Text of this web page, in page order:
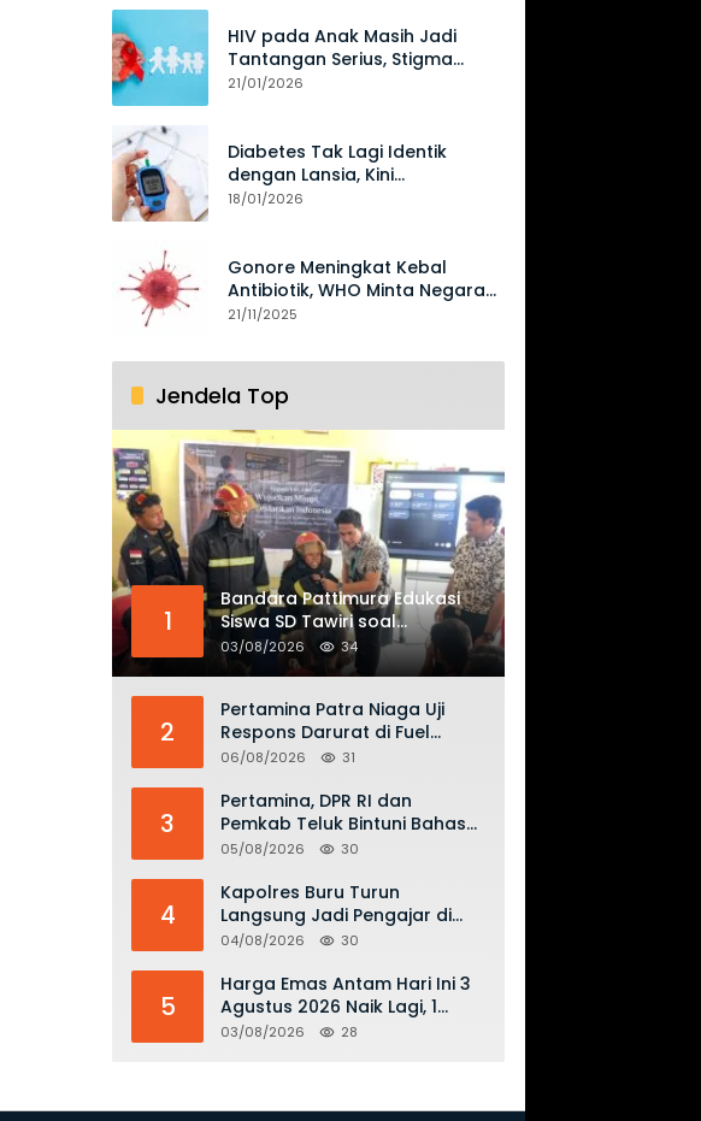
HIV pada Anak Masih Jadi
Tantangan Serius, Stigma
Hambat Akses Perawatan
21/01/2026
Diabetes Tak Lagi Identik
dengan Lansia, Kini
Mengancam Generasi Muda
18/01/2026
Gonore Meningkat Kebal
Antibiotik, WHO Minta Negara
Perkuat Surveilans
21/11/2025
Jendela Top
1
Bandara Pattimura Edukasi
Siswa SD Tawiri soal
Keselamatan Penerbangan
dan Bahaya Bermain Layang-
03/08/2026 34
2
Pertamina Patra Niaga Uji
Respons Darurat di Fuel
Terminal Biak, Antisipasi Risiko
BBM
06/08/2026 31
3
Pertamina, DPR RI dan
Pemkab Teluk Bintuni Bahas
Penguatan Distribusi BBM dan
05/08/2026 30
4
Kapolres Buru Turun
Langsung Jadi Pengajar di
SMAN 2, Edukasi Kesadaran
04/08/2026 30
5
Harga Emas Antam Hari Ini 3
Agustus 2026 Naik Lagi, 1
Gram Tembus Rp 2,61 Juta
03/08/2026 28